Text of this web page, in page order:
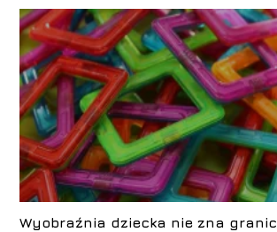
Wyobraźnia dziecka nie zna granic